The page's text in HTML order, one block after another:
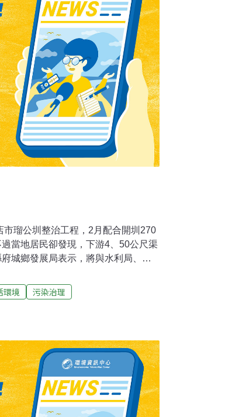
瑠公圳整治工程，2月配合開圳270
當地居民卻發現，下游4、50公尺渠
城鄉發展局表示，將與水利局、環
明污水來源，也要求工程承商加強
瑠公圳沿線有許多路邊排水溝，研
環境 污染治理